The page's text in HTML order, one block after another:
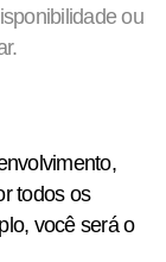
ou
todos os
você será o